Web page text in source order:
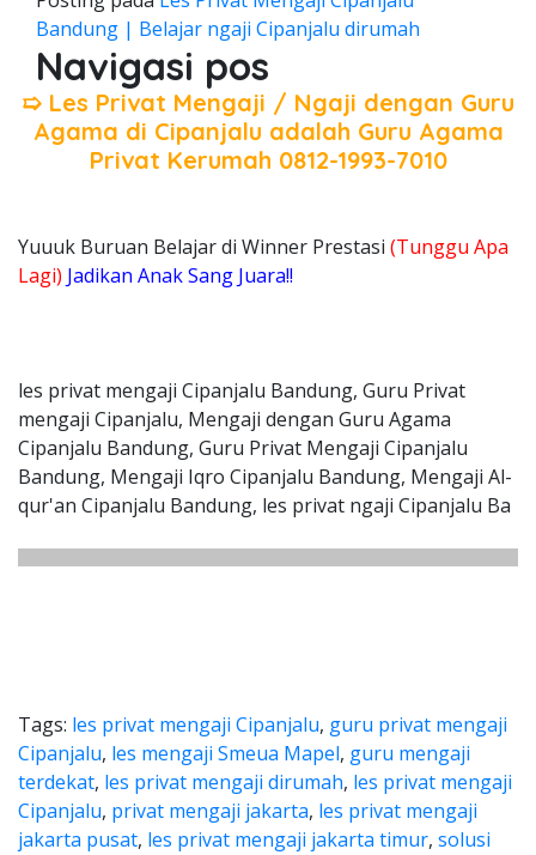
Bandung | Belajar ngaji Cipanjalu dirumah
Navigasi pos
➯ Les Privat Mengaji / Ngaji dengan Guru
Agama di Cipanjalu adalah Guru Agama
Privat Kerumah 0812-1993-7010
Yuuuk Buruan Belajar di Winner Prestasi (Tunggu Apa
Lagi) Jadikan Anak Sang Juara!!
les privat mengaji Cipanjalu Bandung, Guru Privat
mengaji Cipanjalu, Mengaji dengan Guru Agama
Cipanjalu Bandung, Guru Privat Mengaji Cipanjalu
Bandung, Mengaji Iqro Cipanjalu Bandung, Mengaji Al-
qur'an Cipanjalu Bandung, les privat ngaji Cipanjalu Ba
Tags: les privat mengaji Cipanjalu, guru privat mengaji
Cipanjalu, les mengaji Smeua Mapel, guru mengaji
terdekat, les privat mengaji dirumah, les privat mengaji
Cipanjalu, privat mengaji jakarta, les privat mengaji
jakarta pusat, les privat mengaji jakarta timur, solusi